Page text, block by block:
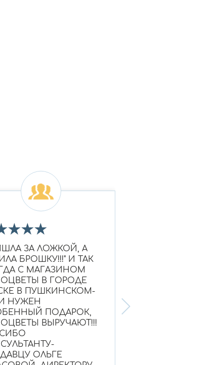
★★★
ЗА ЛОЖКОЙ, А
БРОШКУ!!!" И ТАК
С МАГАЗИНОМ
В ГОРОДЕ
В ПУШКИНСКОМ-
НУЖЕН
ПОДАРОК,
ВЫРУЧАЮТ!!!
ОЛЬГЕ